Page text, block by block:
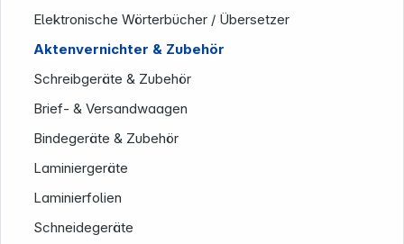
Elektronische Wörterbücher / Übersetzer
Aktenvernichter & Zubehör
Schreibgeräte & Zubehör
Brief- & Versandwaagen
Bindegeräte & Zubehör
Laminiergeräte
Laminierfolien
Schneidegeräte